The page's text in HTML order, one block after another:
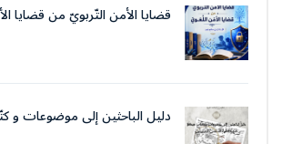
قضايا الأمن التّربويّ من قضايا
دليل الباحثين إلى موضوعات